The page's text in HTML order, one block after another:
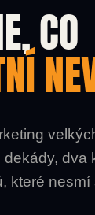
CO
dva
které nesmí